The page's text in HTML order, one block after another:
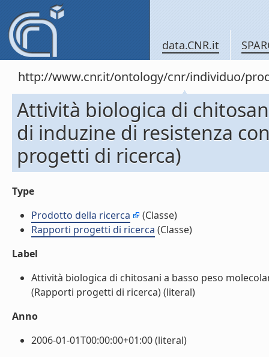
data.CNR.it
http://www.cnr.it/ontology/cnr/individuo/
Attività biologica di
di induzine di resistenza
progetti di ricerca)
Type
Prodotto della ricerca
(Classe)
Rapporti progetti di ricerca (Classe)
Label
Attività biologica di chitosani a basso peso
(Rapporti progetti di ricerca) (literal)
Anno
2006-01-01T00:00:00+01:00 (literal)